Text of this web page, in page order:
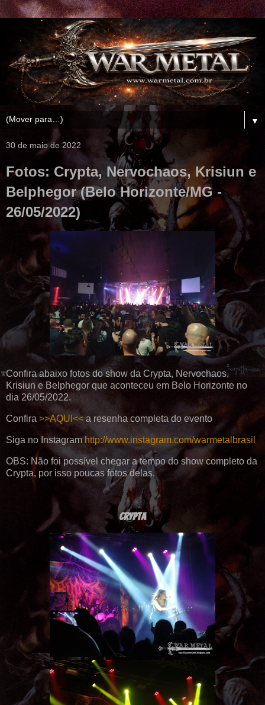
▼
30 de maio de 2022
Fotos: Crypta, Nervochaos, Krisiun e
Belphegor (Belo Horizonte/MG -
26/05/2022)
Confira abaixo fotos do show da Crypta, Nervochaos,
Krisiun e Belphegor que aconteceu em Belo Horizonte no
dia 26/05/2022.
Confira >>AQUI<<a resenha completa do evento
Siga no Instagramhttp://www.instagram.com/warmetalbrasil
OBS: Não foi possível chegar a tempo do show completo da
Crypta, por isso poucas fotos delas.
CRYPTA